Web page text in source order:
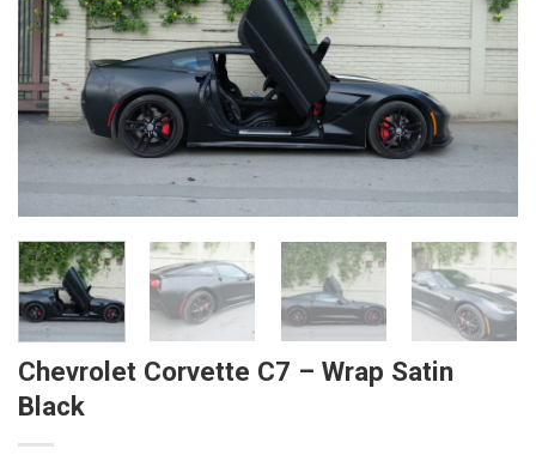
Chevrolet Corvette C7 – Wrap Satin
Black